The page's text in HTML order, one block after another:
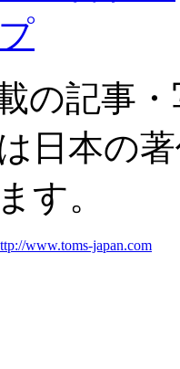
の記事
日本の
す。
www.toms-japan.com